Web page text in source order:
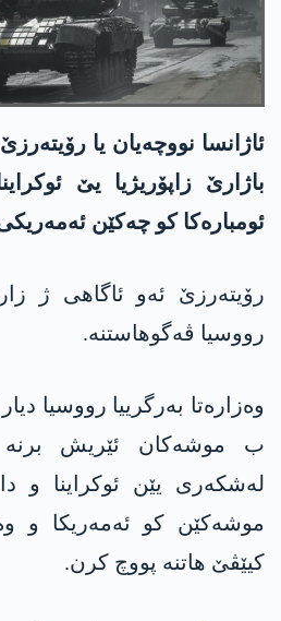
ئاژانسا نووچەیان یا
باژارێ زاپۆریژیا یێ
ئومباره‌كا كو چەکێن
رۆیته‌رزێ ئەو ئاگاهی ژ
رووسیا ڤه‌گوهاستنه‌.
وەزارەتا به‌رگرییا رووسیا
لەشکەری یێن ئوکراینا و
موشەکێن كو ئه‌مەریکا و
کیێڤێ هاتنه‌ پووچ کرن.